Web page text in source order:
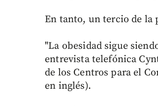
En tanto, un tercio de la
"La obesidad sigue
entrevista telefónica
de los Centros para el
en inglés).